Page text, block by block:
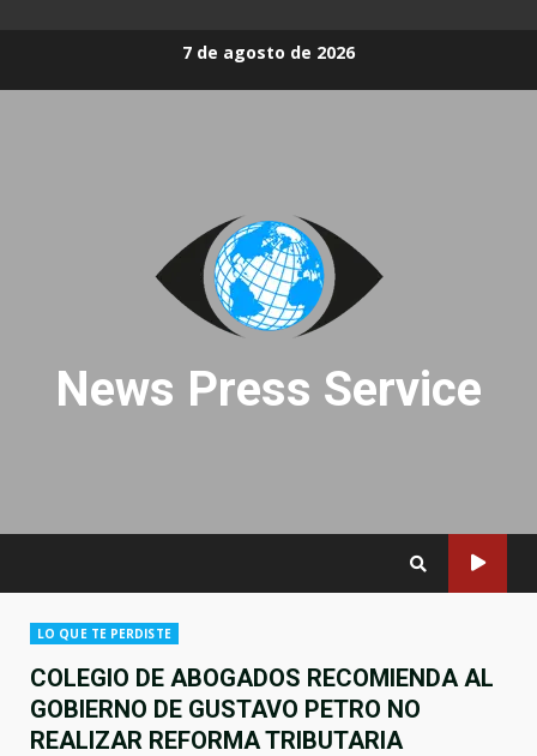
7 de agosto de 2026
News Press Service
LO QUE TE PERDISTE
COLEGIO DE ABOGADOS RECOMIENDA AL
GOBIERNO DE GUSTAVO PETRO NO
REALIZAR REFORMA TRIBUTARIA